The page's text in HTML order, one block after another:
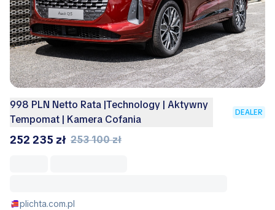
998 PLN Netto Rata |Technology | Aktywny
Tempomat | Kamera Cofania
DEALER
252 235 zł 253 100 zł
plichta.com.pl